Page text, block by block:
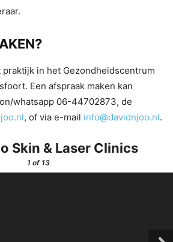
praktijk in het Gezondheidscentrum
Een afspraak maken kan
whatsapp 06-44702873, de
, of via e-mail info@davidnjoo.nl.
Skin & Laser Clinics
1 of 13